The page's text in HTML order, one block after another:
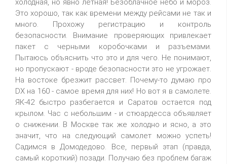
холодная, но явно летная! Безоблачное небо и мороз.
Это хорошо, так как времени между рейсами не так и
много. Прохожу регистрацию и контроль
безопасности. Внимание проверяющих привлекает
пакет с черными коробочками и разъемами.
Пытаюсь объяснить что это и для чего. Не понимают,
но пропускают - вроде безопасности это не угрожает.
На востоке брезжит рассвет. Почему-то думаю про
DX на 160 - самое время для них! Но вот я в самолете.
ЯК-42 быстро разбегается и Саратов остается под
крылом. Час с небольшим - и стюардесса объявляет
о снижении. В Москве так же холодно и ясно, а это
значит, что на следующий самолет можно успеть!
Садимся в Домодедово. Все, первый этап (правда,
самый короткий) позади. Получаю без проблем багаж